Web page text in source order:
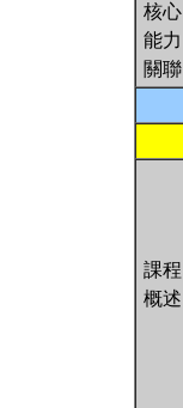
核心
能力
關聯
課程
概述